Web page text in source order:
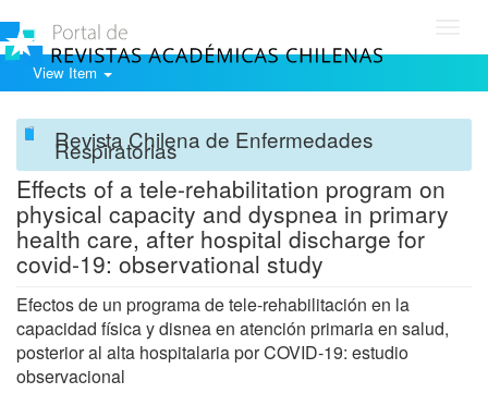
View Item
Revista Chilena de Enfermedades
Respiratorias
Effects of a tele-rehabilitation program on
physical capacity and dyspnea in primary
health care, after hospital discharge for
covid-19: observational study
Efectos de un programa de tele-rehabilitación en la
capacidad física y disnea en atención primaria en salud,
posterior al alta hospitalaria por COVID-19: estudio
observacional